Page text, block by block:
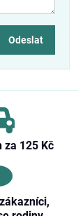
Odeslat
za 125 Kč